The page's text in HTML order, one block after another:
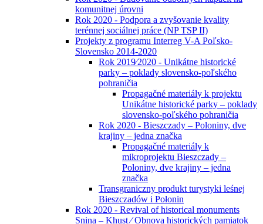
komunitnej úrovni
Rok 2020 - Podpora a zvyšovanie kvality
terénnej sociálnej práce (NP TSP II)
Projekty z programu Interreg V-A Poľsko-
Slovensko 2014-2020
Rok 2019⁄2020 - Unikátne historické
parky – poklady slovensko-poľského
pohraničia
Propagačné materiály k projektu
Unikátne historické parky – poklady
slovensko-poľského pohraničia
Rok 2020 - Bieszczady – Poloniny, dve
krajiny – jedna značka
Propagačné materiály k
mikroprojektu Bieszczady –
Poloniny, dve krajiny – jedna
značka
Transgraniczny produkt turystyki leśnej
Bieszczadów i Połonin
Rok 2020 - Revival of historical monuments
Snina – Khust ⁄ Obnova historických pamiatok